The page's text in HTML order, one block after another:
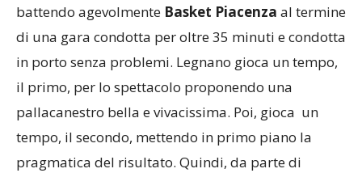
battendo agevolmente Basket Piacenza al termine
di una gara condotta per oltre 35 minuti e condotta
in porto senza problemi. Legnano gioca un tempo,
il primo, per lo spettacolo proponendo una
pallacanestro bella e vivacissima. Poi, gioca un
tempo, il secondo, mettendo in primo piano la
pragmatica del risultato. Quindi, da parte di